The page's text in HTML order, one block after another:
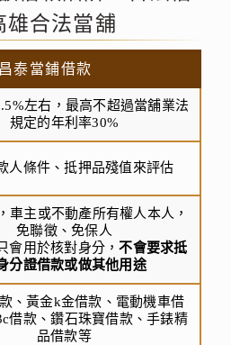
雄合法當舖
泰當鋪借款
左右，最高不超過當舖業法
規定的年利率30%
人條件、抵押品殘值來評估
車主或不動產所有權人本人，
免聯徵、免保人
會用於核對身分，不會要求抵
分證借款或做其他用途
、黃金k金借款、電動機車借
借款、鑽石珠寶借款、手錶精
品借款等